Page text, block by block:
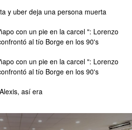
y uber deja una persona muerta
con un pie en la carcel ": Lorenzo
al tío Borge en los 90's
con un pie en la carcel ": Lorenzo
al tío Borge en los 90's
Alexis, así era